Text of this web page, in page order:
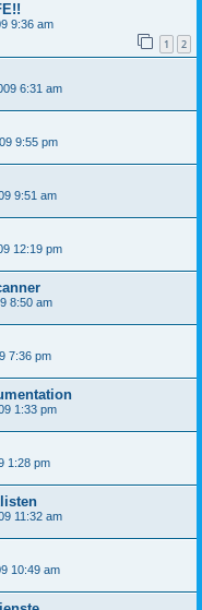
9:36 am
1 2
6:31 am
9:55 pm
9:51 am
12:19 pm
8:50 am
7:36 pm
1:33 pm
1:28 pm
11:32 am
10:49 am